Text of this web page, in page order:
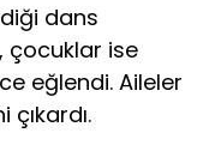
dans
çocuklar ise
eğlendi. Aileler